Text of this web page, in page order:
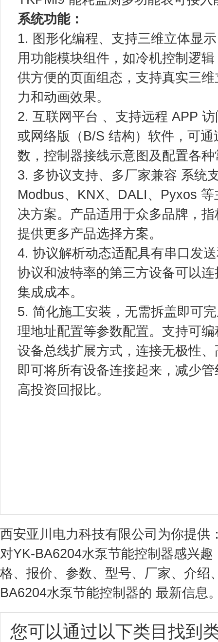
系统功能：
1. 图形化编程、支持三维立体显
用功能模块组件，如冷机控制逻
供方便的页面组态，支持真实三
力和动画效果。
2. 互联网平台 、支持远程 APP
或网络版（B/S 结构）软件，可
数，控制器接线示意图及配置各
3. 多协议支持、多厂家兼容 系统
Modbus、KNX、DALI、Pyxos
决方案。产品适用于众多品牌，
提供更多产品选择方案。
4. 协议解析动态适配具有串口发
协议和波特率的第三方设备可以
集成成本。
5. 简化施工安装，无需拆盖即可
理地址配置等参数配置。支持可
设备总线扩展方式，连接无极性
即可将所有设备连接起来，减少
高投资回报比。
西安亚川电力科技有限公司为你提供
对YK-BA6204水泵节能控制器感兴
格、报价、参数、型号、厂家、介绍
BA6204水泵节能控制器的 最新信息
您可以通过以下类目找到